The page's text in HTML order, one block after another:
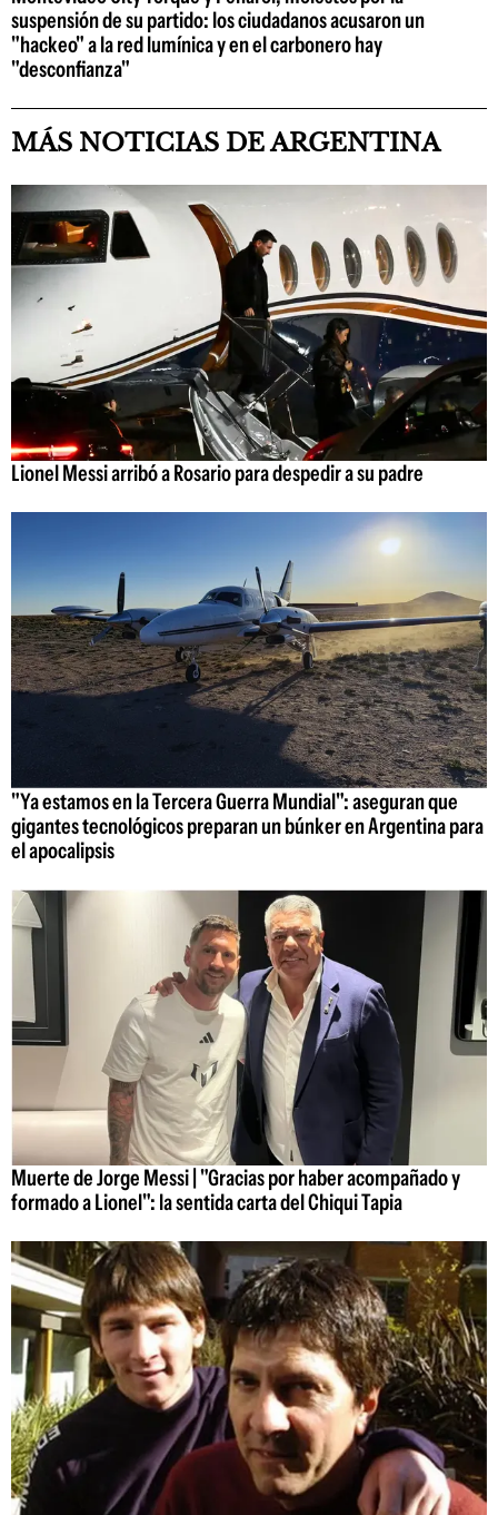
suspensión de su partido: los ciudadanos acusaron un
"hackeo" a la red lumínica y en el carbonero hay
"desconfianza"
MÁS NOTICIAS DE ARGENTINA
Lionel Messi arribó a Rosario para despedir a su padre
"Ya estamos en la Tercera Guerra Mundial": aseguran que
gigantes tecnológicos preparan un búnker en Argentina para
el apocalipsis
Muerte de Jorge Messi | "Gracias por haber acompañado y
formado a Lionel": la sentida carta del Chiqui Tapia